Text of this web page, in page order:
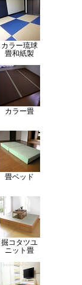
カラー琉球
畳和紙製
カラー畳
畳ベッド
掘コタツユ
ニット畳